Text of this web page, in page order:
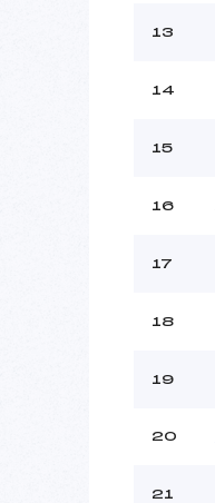
13
14
15
16
17
18
19
20
21